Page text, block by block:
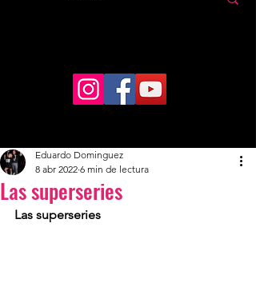
Las superseries
Eduardo Dominguez
8 abr 2022 6 min de lectura
Las superseries